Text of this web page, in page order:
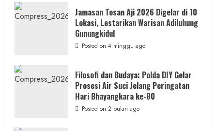
Hayuning
BawonoJamasan Tosan Aji 2026 Digelar di 10
Lokasi, Lestarikan Warisan Adiluhung
Gunungkidul
Posted on 4 minggu ago
Filosofi dan Budaya: Polda DIY Gelar
Prosesi Air Suci Jelang Peringatan
Hari Bhayangkara ke-80
Posted on 2 bulan ago